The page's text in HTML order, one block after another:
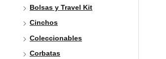
Bolsas y Travel Kit
Cinchos
Coleccionables
Corbatas